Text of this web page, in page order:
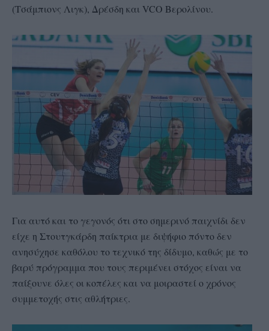
(Τσάμπιονς Λιγκ), Δρέσδη και VCO Βερολίνου.
Για αυτό και το γεγονός ότι στο σημερινό παιχνίδι δεν
είχε η Στουτγκάρδη παίκτρια με διψήφιο πόντο δεν
ανησύχησε καθόλου το τεχνικό της δίδυμο, καθώς με το
βαρύ πρόγραμμα που τους περιμένει στόχος είναι να
παίξουνε όλες οι κοπέλες και να μοιραστεί ο χρόνος
συμμετοχής στις αθλήτριες.